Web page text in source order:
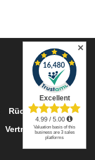
Rückgabe
Vertrag widerrufen
✕